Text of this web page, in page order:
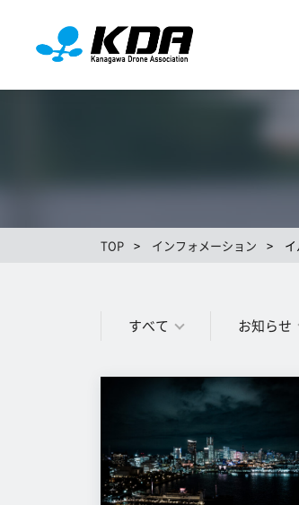
TOP > インフォメーション >
すべて お知らせ